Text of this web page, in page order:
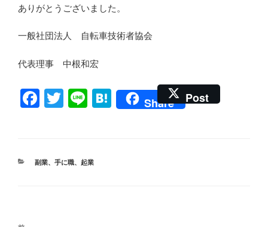
ありがとうございました。
一般社団法人 自転車技術者協会
代表理事 中根和宏
F
e
T
er
Li
H
Share Post
カ
副業、 手に職、 起業
投